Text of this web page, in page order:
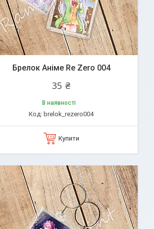
Брелок Аніме Re Zero 004
35 ₴
В наявності
brelok_rezero004
Купити